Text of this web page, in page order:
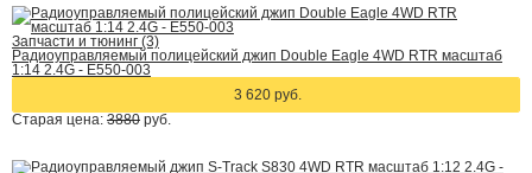
Запчасти и тюнинг (3)
Радиоуправляемый полицейский джип Double Eagle 4WD RTR масштаб
1:14 2.4G - E550-003
3 620 руб.
Старая цена: 3880 руб.